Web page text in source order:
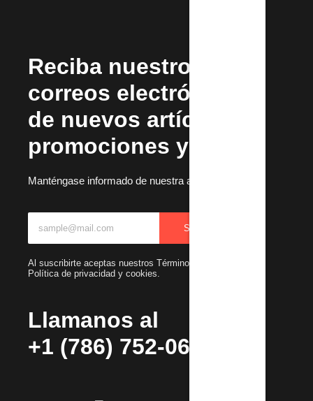
Reciba nuestros
correos electrónicos
de nuevos artículos,
promociones y más.
Manténgase informado de nuestra actualizaciones
SUBSCRIBIR
Al suscribirte aceptas nuestros Términos y condiciones y
Política de privacidad y cookies.
Llamanos al
+1 (786) 752-0692